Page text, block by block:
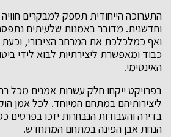
התערוכה הייחודית תספק למבקרים חוויה
וחדשנית. מדובר באמנות שלעיתים
ואף כמלכלכת את המרחב הציבורי,
כבוד ומאפשרת ליצירתיות לבוא לידי
האינטימי.
בפרויקט ייקחו חלק עשרות אמנים מכל
ליצירותיהם במתחם המיוחד. לכל אמן
בדירה והעבודות הנבחרות יזכו בפרסים
הנחת אבן הפינה במתחם המתחדש.